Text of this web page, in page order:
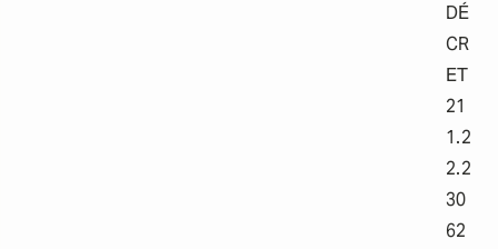
DÉ
CR
ET
21
1.2
2.2
30
62